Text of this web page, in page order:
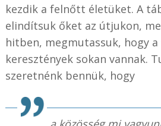
kezdik a felnőtt életüket. A
elindítsuk őket az útjukon,
hitben, megmutassuk, hogy
keresztények sokan vannak.
szeretnénk bennük, hogy